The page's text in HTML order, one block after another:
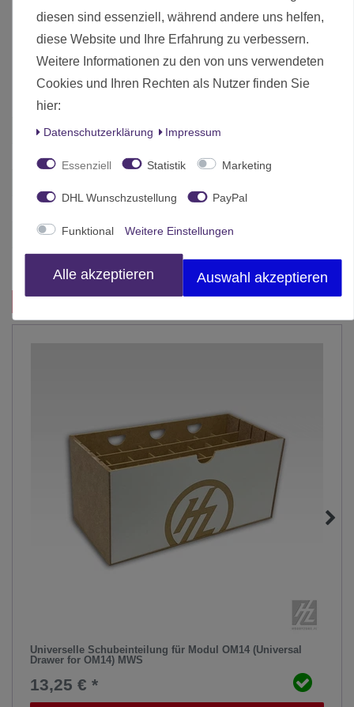
Werkzeuge, Holzleim oder ähnliches sind nicht enthalten.
Die Abbildungen zeigen ein Beispiel, wie du deine
Hobbyecke gestalten und ausstatten kannst.
Zustand Neu
Art.-ID
Herstellungsland Deutschland
1 Stück
Universelle Schubeinteilung für Modul OM14 (Universal
Drawer for OM14) MWS
13,25 € *
diesen sind essenziell, während andere uns helfen,
diese Website und Ihre Erfahrung zu verbessern.
Weitere Informationen zu den von uns verwendeten
Cookies und Ihren Rechten als Nutzer finden Sie
hier:
Daten­schutz­erklärung Impressum
Essenziell Statistik Marketing
DHL Wunschzustellung PayPal
Funktional Weitere Einstellungen
Alle akzeptieren Auswahl akzeptieren